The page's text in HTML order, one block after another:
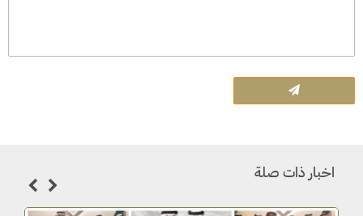
اخبار ذات صلة